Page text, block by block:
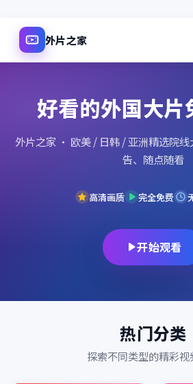
外片之家
好看的外国大片
外片之家 · 欧美 / 日韩 / 亚洲精选院
告、随点随看
高清画质 完全免费
开始观看
热门分类
探索不同类型的精彩视